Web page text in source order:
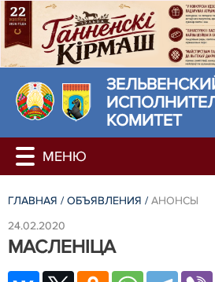
КОМИТЕТ
ГЛАВНАЯ / ОБЪЯВЛЕНИЯ / АНОНСЫ
24.02.2020
МАСЛЕНІЦА